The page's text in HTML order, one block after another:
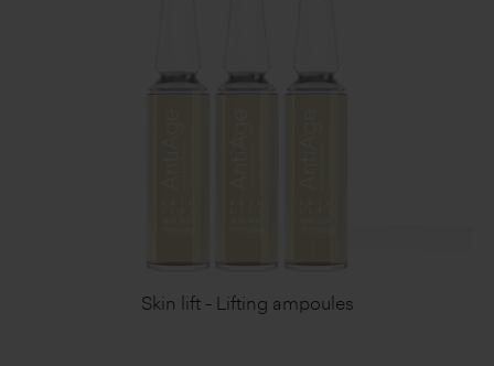
Skin lift - Lifting ampoules